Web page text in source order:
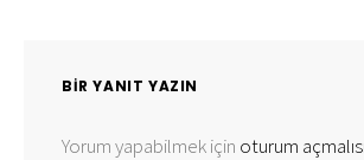
BIR YANIT YAZIN
Yorum yapabilmek için oturum